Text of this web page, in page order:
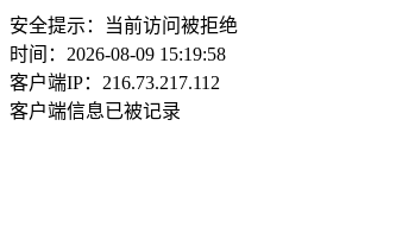
安全提示：当前访问被拒绝
时间：2026-08-09 15:19:58
客户端IP：216.73.217.112
客户端信息已被记录